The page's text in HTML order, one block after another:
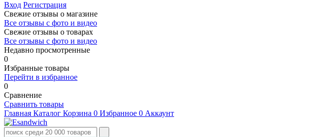
Вход Регистрация
Свежие отзывы о магазине
Все отзывы с фото и видео
Свежие отзывы о товарах
Все отзывы c фото и видео
Недавно просмотренные
0
Избранные товары
Перейти в избранное
0
Сравнение
Сравнить товары
Главная Каталог Корзина 0 Избранное 0 Аккаунт